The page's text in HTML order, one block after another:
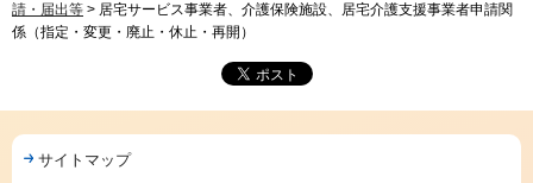
請・届出等 > 居宅サービス事業者、介護保険施設、居宅介護支援事業者申請関
係（指定・変更・廃止・休止・再開）
サイトマップ